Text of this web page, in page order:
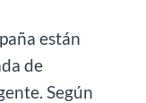
están
de
Según